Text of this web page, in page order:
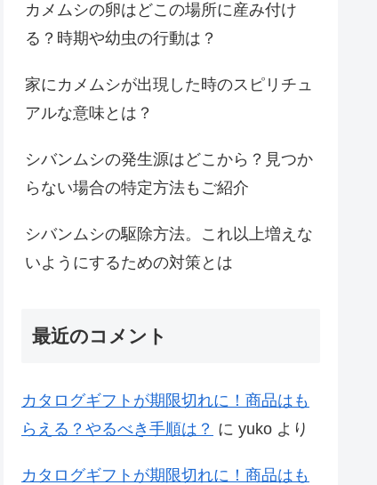
カメムシの卵はどこの場所に産み付け
る？時期や幼虫の行動は？
家にカメムシが出現した時のスピリチュ
アルな意味とは？
シバンムシの発生源はどこから？見つか
らない場合の特定方法もご紹介
シバンムシの駆除方法。これ以上増えな
いようにするための対策とは
最近のコメント
カタログギフトが期限切れに！商品はも
らえる？やるべき手順は？ に yuko より
カタログギフトが期限切れに！商品はも